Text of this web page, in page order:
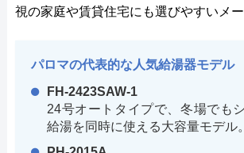
視の家庭や賃貸住宅にも選びやすいメー
パロマの代表的な人気給湯器モデル
FH-2423SAW-1
24号オートタイプで、冬場でも
給湯を同時に使える大容量モデル。